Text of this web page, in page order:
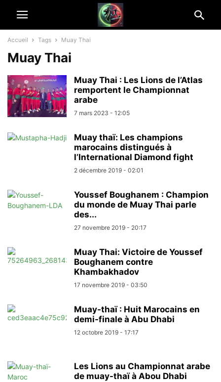
Accueil Tags Muay Thai
Muay Thai
Muay Thai : Les Lions de l’Atlas
remportent le Championnat
arabe
7 mars 2023 - 12:05
Muay thaï: Les champions
marocains distingués à
l’International Diamond fight
2 décembre 2019 - 02:01
Youssef Boughanem : Champion
du monde de Muay Thai parle
des...
27 novembre 2019 - 20:17
Muay Thai: Victoire de Youssef
Boughanem contre
Khambakhadov
17 novembre 2019 - 03:50
Muay-thaï : Huit Marocains en
demi-finale à Abu Dhabi
12 octobre 2019 - 17:17
Les Lions au Championnat arabe
de muay-thaï à Abou Dhabi